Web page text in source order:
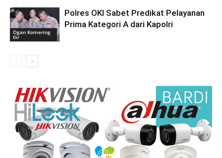
Ogan Komering
Ilir
Polres OKI Sabet Predikat Pelayanan
Prima Kategori A dari Kapolri